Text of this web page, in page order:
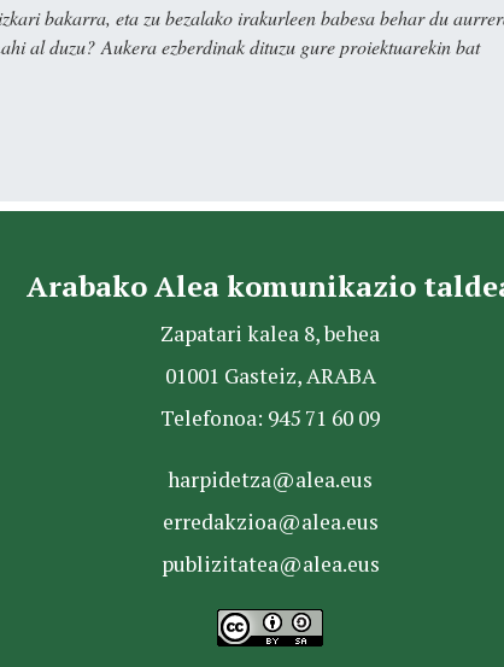
bakarra, eta zu bezalako irakurleen babesa behar du
al duzu? Aukera ezberdinak dituzu gure proiektuarekin bat
Arabako Alea komunikazio
Zapatari kalea 8, behea
01001 Gasteiz, ARABA
Telefonoa: 945 71 60 09
harpidetza@alea.eus
erredakzioa@alea.eus
publizitatea@alea.eus